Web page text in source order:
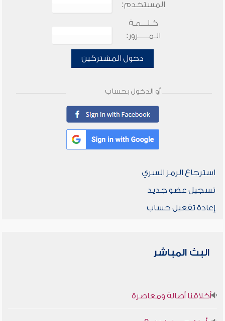
المستخدم:
كـلـــمـة
الـمـــــرور:
دخول المشتركين
أو الدخول بحساب
استرجاع الرمز السري
تسجيل عضو جديد
إعادة تفعيل حساب
البث المباشر
أخلاقنا أصالة ومعاصرة